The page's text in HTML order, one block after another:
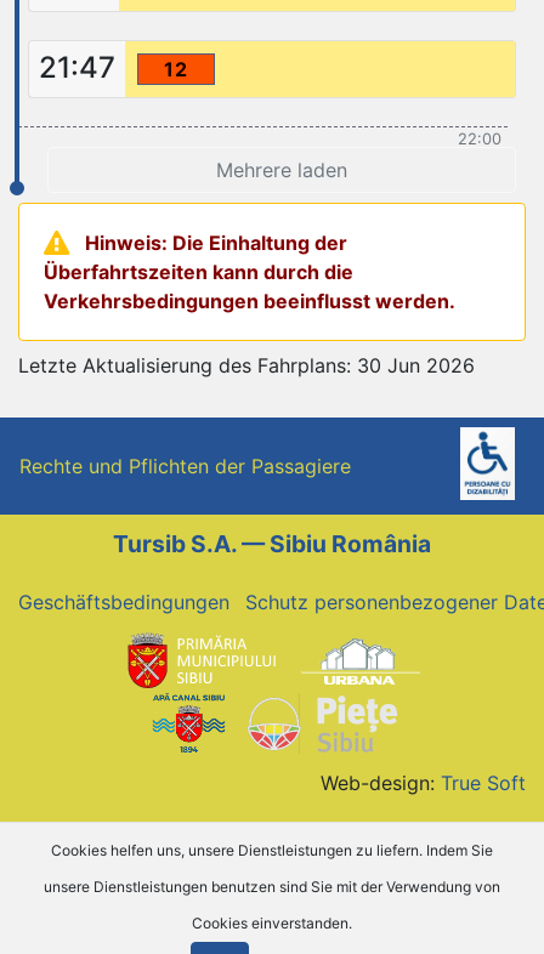
21:47 12
22:00
Mehrere laden
Hinweis: Die Einhaltung der
Überfahrtszeiten kann durch die
Verkehrsbedingungen beeinflusst werden.
Letzte Aktualisierung des Fahrplans: 30 Jun 2026
Rechte und Pflichten der Passagiere
Tursib S.A. — Sibiu România
Geschäftsbedingungen Schutz personenbezogener
Web-design: True Soft
Cookies helfen uns, unsere Dienstleistungen zu liefern. Indem Sie
unsere Dienstleistungen benutzen sind Sie mit der Verwendung von
Cookies einverstanden.